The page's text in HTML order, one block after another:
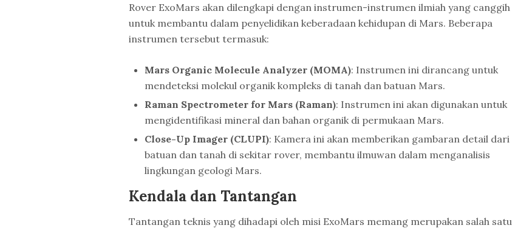
Rover ExoMars akan dilengkapi dengan instrumen-instrumen ilmiah yang canggih
untuk membantu dalam penyelidikan keberadaan kehidupan di Mars. Beberapa
instrumen tersebut termasuk:
Mars Organic Molecule Analyzer (MOMA): Instrumen ini dirancang untuk
mendeteksi molekul organik kompleks di tanah dan batuan Mars.
Raman Spectrometer for Mars (Raman): Instrumen ini akan digunakan untuk
mengidentifikasi mineral dan bahan organik di permukaan Mars.
Close-Up Imager (CLUPI): Kamera ini akan memberikan gambaran detail dari
batuan dan tanah di sekitar rover, membantu ilmuwan dalam menganalisis
lingkungan geologi Mars.
Kendala dan Tantangan
Tantangan teknis yang dihadapi oleh misi ExoMars memang merupakan salah satu